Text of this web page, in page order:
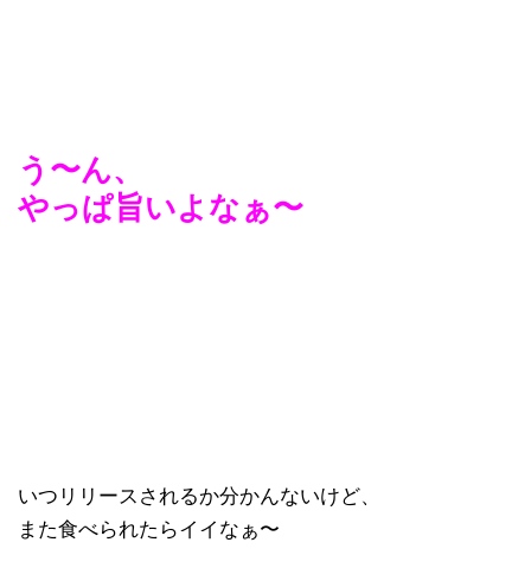
う〜ん、
やっぱ旨いよなぁ〜
いつリリースされるか分かんないけど、
また食べられたらイイなぁ〜